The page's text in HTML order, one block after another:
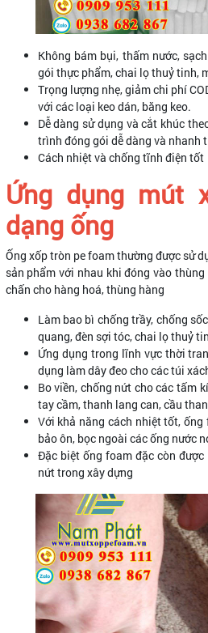
Không bám bụi, thấm nước,
gói thực phẩm, chai lọ thuỷ tinh,
Trọng lượng nhẹ, giảm chi phí
với các loại keo dán, băng keo.
Dễ dàng sử dụng và cắt khúc
trình đóng gói dễ dàng và nhanh
Cách nhiệt và chống tĩnh điện tốt
Ứng dụng mút
dạng ống
Ống xốp tròn pe foam thường được sử
sản phẩm với nhau khi đóng vào
chấn cho hàng hoá, thùng hàng
Làm bao bì chống trầy, chống
quang, đèn sợi tóc, chai lọ thuỷ
Ứng dụng trong lĩnh vực thời
dụng làm dây đeo cho các túi
Bo viền, chống nứt cho các tấm
tay cầm, thanh lang can, cầu
Với khả năng cách nhiệt tốt,
bảo ôn, bọc ngoài các ống nước
Đặc biệt ống foam đặc còn được
nứt trong xây dựng